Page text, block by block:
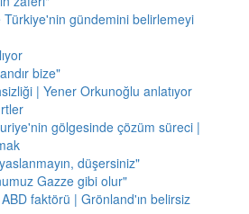
Türkiye'nin gündemini belirlemeyi
bize"
| Yener Orkunoğlu anlatıyor
gölgesinde çözüm süreci |
düşersiniz"
Gazze gibi olur"
faktörü | Grönland'ın belirsiz